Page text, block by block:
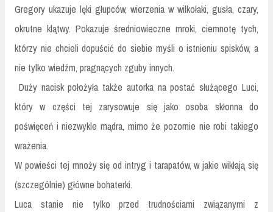
Gregory ukazuje lęki głupców, wierzenia w wilkołaki, gusła, czary,
okrutne klątwy. Pokazuje średniowieczne mroki, ciemnotę tych,
którzy nie chcieli dopuścić do siebie myśli o istnieniu spisków, a
nie tylko wiedźm, pragnących zguby innych.
Duży nacisk położyła także autorka na postać służącego Luci,
który w części tej zarysowuje się jako osoba skłonna do
poświęceń i niezwykle mądra, mimo że pozornie nie robi takiego
wrażenia.
W powieści tej mnoży się od intryg i tarapatów, w jakie wikłają się
(szczególnie) główne bohaterki.
Luca stanie nie tylko przed trudnościami związanymi z